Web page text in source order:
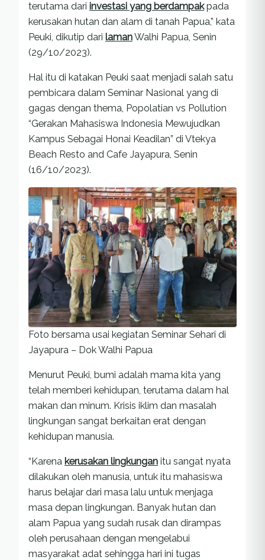
terutama dari investasi yang berdampakpada
kerusakan hutan dan alam di tanah Papua,” kata
Peuki, dikutip dari lamanWalhi Papua, Senin
(29/10/2023).
Hal itu di katakan Peuki saat menjadi salah satu
pembicara dalam Seminar Nasional yang di
gagas dengan thema, Popolatian vs Pollution
“Gerakan Mahasiswa Indonesia Mewujudkan
Kampus Sebagai Honai Keadilan” di Vtekya
Beach Resto and Cafe Jayapura, Senin
(16/10/2023).
Foto bersama usai kegiatan Seminar Sehari di
Jayapura – Dok Walhi Papua
Menurut Peuki, bumi adalah mama kita yang
telah memberi kehidupan, terutama dalam hal
makan dan minum. Krisis iklim dan masalah
lingkungan sangat berkaitan erat dengan
kehidupan manusia.
“Karena kerusakan lingkungan itu sangat nyata
dilakukan oleh manusia, untuk itu mahasiswa
harus belajar dari masa lalu untuk menjaga
masa depan lingkungan. Banyak hutan dan
alam Papua yang sudah rusak dan dirampas
oleh perusahaan dengan mengelabui
masyarakat adat sehingga hari ini tugas